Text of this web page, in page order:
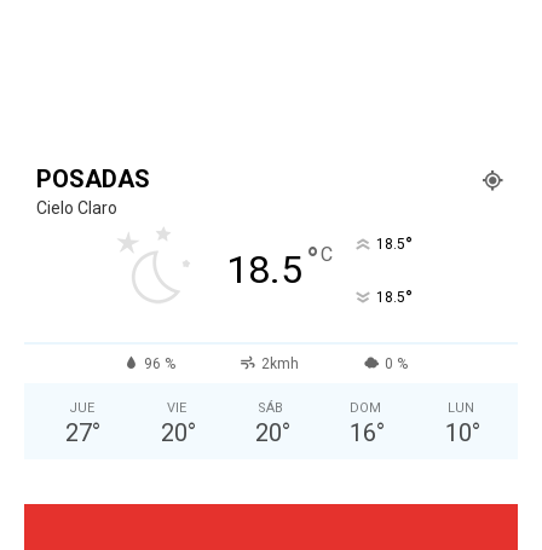
POSADAS
Cielo Claro
18.5°C 18.5°
18.5°
96 % 2kmh 0 %
JUE
27°
VIE
20°
SÁB
20°
DOM
16°
LUN
10°